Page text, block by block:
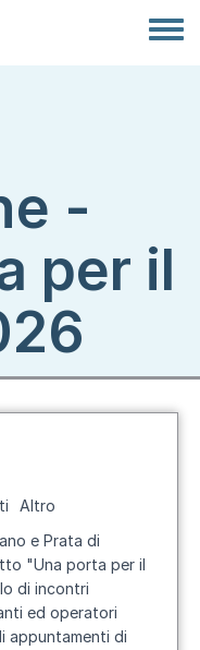
-
per il
Altro
e Prata di
"Una porta per il
di incontri
ed operatori
appuntamenti di